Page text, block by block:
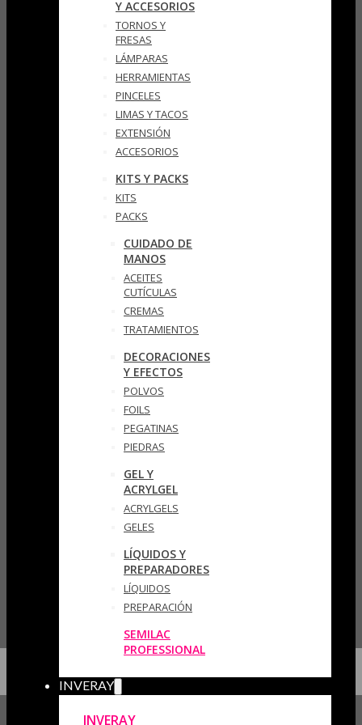
Y ACCESORIOS
TORNOS Y
FRESAS
LÁMPARAS
HERRAMIENTAS
PINCELES
LIMAS Y TACOS
EXTENSIÓN
ACCESORIOS
KITS Y PACKS
KITS
PACKS
CUIDADO DE
MANOS
ACEITES
CUTÍCULAS
CREMAS
TRATAMIENTOS
DECORACIONES
Y EFECTOS
POLVOS
FOILS
PEGATINAS
PIEDRAS
GEL Y
ACRYLGEL
ACRYLGELS
GELES
LÍQUIDOS Y
PREPARADORES
LÍQUIDOS
PREPARACIÓN
SEMILAC
PROFESSIONAL
INVERAY
INVERAY